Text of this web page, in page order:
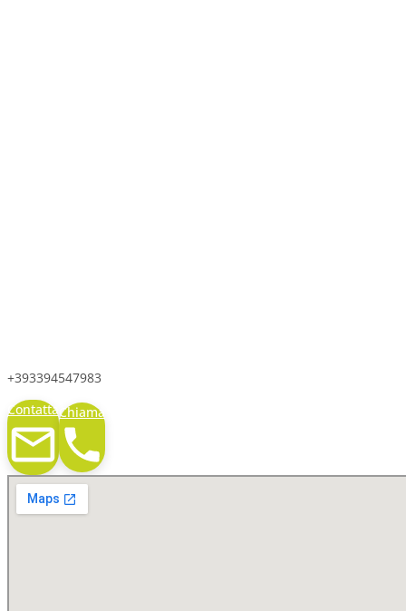
+393394547983
ContattaChiama